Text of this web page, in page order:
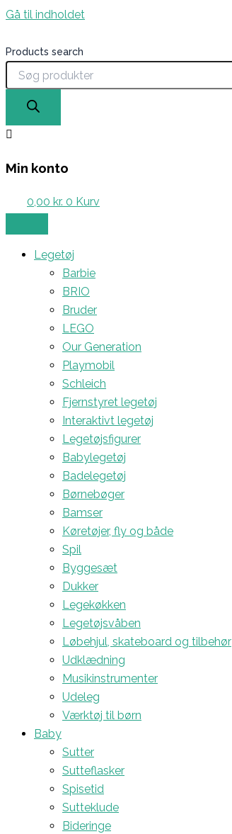
Gå til indholdet
Products search
Min konto
0,00 kr. 0 Kurv
Legetøj
Barbie
BRIO
Bruder
LEGO
Our Generation
Playmobil
Schleich
Fjernstyret legetøj
Interaktivt legetøj
Legetøjsfigurer
Babylegetøj
Badelegetøj
Børnebøger
Bamser
Køretøjer, fly og både
Spil
Byggesæt
Dukker
Legekøkken
Legetøjsvåben
Løbehjul, skateboard og tilbehør
Udklædning
Musikinstrumenter
Udeleg
Værktøj til børn
Baby
Sutter
Sutteflasker
Spisetid
Sutteklude
Bideringe